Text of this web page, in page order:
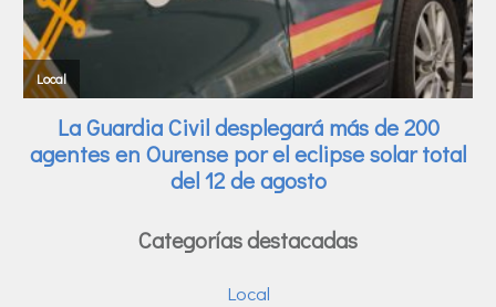
Categorías destacadas
Local